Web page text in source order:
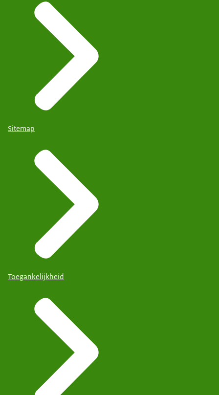
Sitemap
Toegankelijkheid